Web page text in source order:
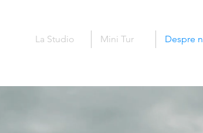
La Studio Mini Tur Despre